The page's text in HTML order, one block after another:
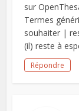
sur
Termes
souhaiter |
(il) reste à
Répondre